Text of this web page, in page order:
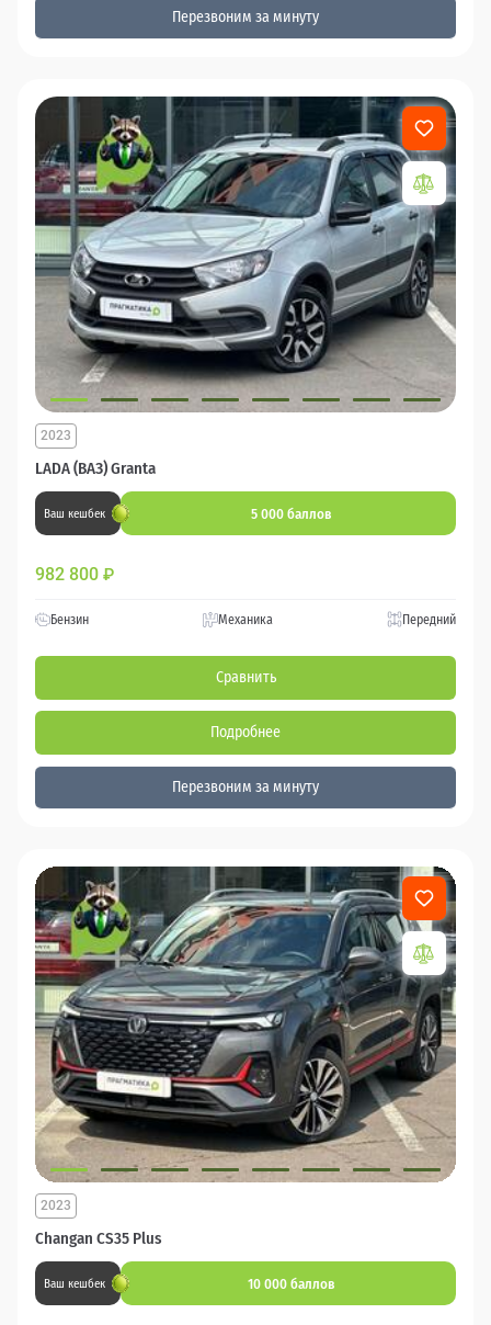
Перезвоним за минуту
LADA (ВАЗ) Granta
2023
Ваш кешбек 5 000 баллов
982 800 ₽
Бензин Механика Передний
Сравнить
Подробнее
Перезвоним за минуту
Changan CS35 Plus
2023
Ваш кешбек 10 000 баллов